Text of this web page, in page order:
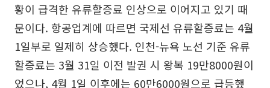
황이 급격한 유류할증료 인상으로 이어지고 있기 때
문이다. 항공업계에 따르면 국제선 유류할증료는 4월
1일부로 일제히 상승했다. 인천-뉴욕 노선 기준 유류
할증료는 3월 31일 이전 발권 시 왕복 19만8000원이
었으나, 4월 1일 이후에는 60만6000원으로 급등했